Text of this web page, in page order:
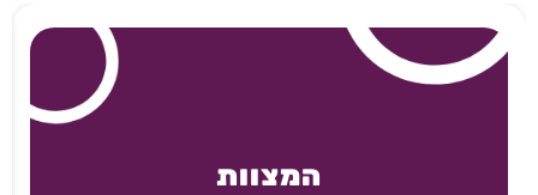
המצוות